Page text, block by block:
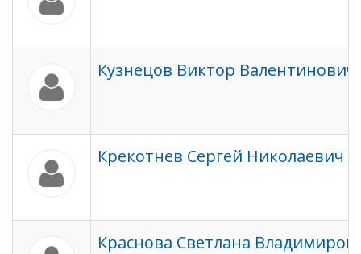
Кузнецов Виктор Валентинович
Крекотнев Сергей Николаевич
Краснова Светлана